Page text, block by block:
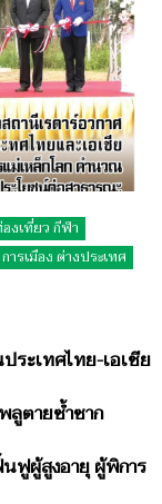
งเที่ยว กีฬา
ารเมือง ต่างประเทศ
ธ์
ระเทศไทย-เอเชีย
ลูตายซ้ำซาก
ฟูผู้สูงอายุ ผู้พิการ